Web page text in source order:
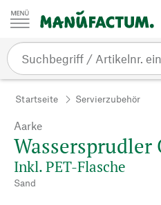
Zum Inhalt springen
Startseite Servierzubehör
Aarke
Wassersprudler
Inkl. PET-Flasche
Sand